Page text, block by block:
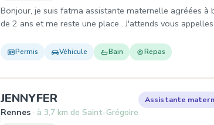
Bonjour, je suis fatma assistante maternelle agréées à
de 2 ans et me reste une place . J'attends vous
Permis Véhicule Bain Repas
JENNYFER , Assistante maternelle à
Rennes à 3,7 km de Saint-Grégoire
Assistante